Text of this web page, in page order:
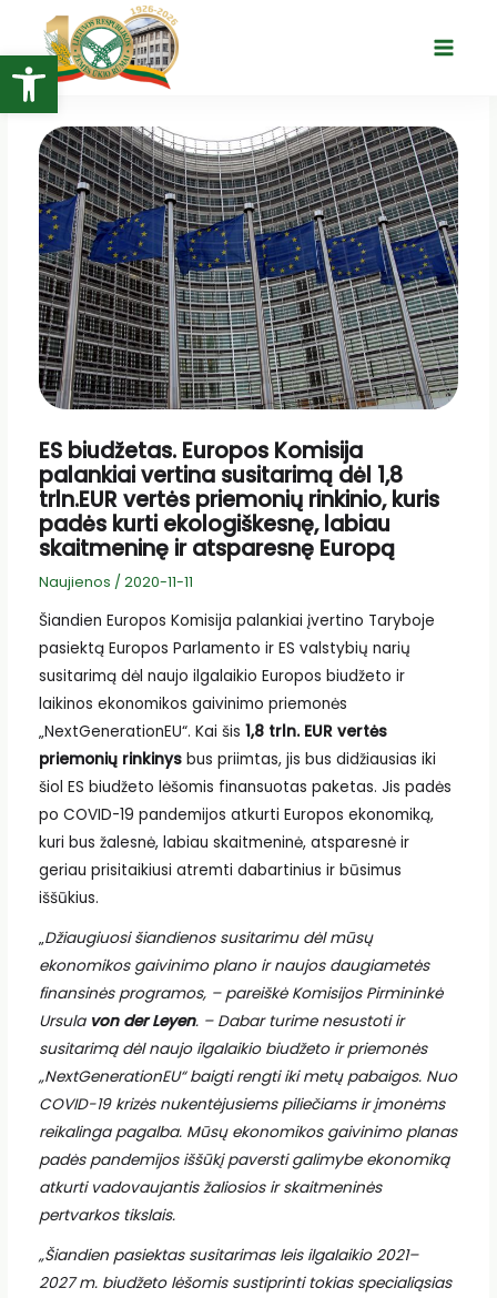
Open toolbar
turinio
Main
ES biudžetas. Europos Komisija
palankiai vertina susitarimą dėl 1,8
trln.EUR vertės priemonių rinkinio, kuris
padės kurti ekologiškesnę, labiau
skaitmeninę ir atsparesnę Europą
Naujienos / 2020-11-11
Šiandien Europos Komisija palankiai įvertino Taryboje
pasiektą Europos Parlamento ir ES valstybių narių
susitarimą dėl naujo ilgalaikio Europos biudžeto ir
laikinos ekonomikos gaivinimo priemonės
„NextGenerationEU“. Kai šis 1,8 trln. EUR vertės
priemonių rinkinysbus priimtas, jis bus didžiausias iki
šiol ES biudžeto lėšomis finansuotas paketas. Jis padės
po COVID-19 pandemijos atkurti Europos ekonomiką,
kuri bus žalesnė, labiau skaitmeninė, atsparesnė ir
geriau prisitaikiusi atremti dabartinius ir būsimus
iššūkius.
„Džiaugiuosi šiandienos susitarimu dėl mūsų
ekonomikos gaivinimo plano ir naujos daugiametės
finansinės programos, – pareiškė Komisijos Pirmininkė
Ursula von der Leyen. – Dabar turime nesustoti ir
susitarimą dėl naujo ilgalaikio biudžeto ir priemonės
„NextGenerationEU“ baigti rengti iki metų pabaigos. Nuo
COVID-19 krizės nukentėjusiems piliečiams ir įmonėms
reikalinga pagalba. Mūsų ekonomikos gaivinimo planas
padės pandemijos iššūkį paversti galimybe ekonomiką
atkurti vadovaujantis žaliosios ir skaitmeninės
pertvarkos tikslais.
„Šiandien pasiektas susitarimas leis ilgalaikio 2021–
2027 m. biudžeto lėšomis sustiprinti tokias specialiąsias